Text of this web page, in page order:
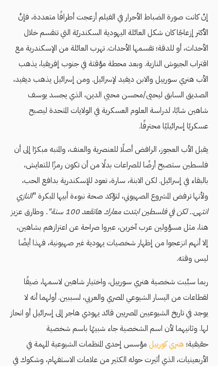
إنْ كانت صورة الضباط الأحرار في الفيلم أزعجت أطرافًا متعددة، فإنَّ
الأكثر إزعاجًا كان شكل العائلة اليهودية السكندريّة التي تنقسم خلال
الأحداث، أو للدقة؛ تقسمها الأحداث. تهرب العائلة من الإسكندرية مع
اقتراب الجيوش النازية. وبعد محطة مؤقتة في جنوب إفريقيا، يذهب
الأب هنري سورييل والابن ديفيد لإسرائيل. ومن إسرائيل يذهب ديفيد،
الصديق السابق ليحيى/محسن محيي الدين، الذي يجسد يوسف
شاهين شابًا، لدراسة العلوم العسكرية في الولايات المتحدة ليصبح
عسكريًا إسرائيليًا محترفًا.
يقبل الأب العجوز، الرافض أصلًا للعنصرية والعنف، والمنبه مبكرًا إلى أن
فلسطين ستصبح أرضًا للصراعات بدلًا من أن تكون رمزًا للتعايش،
بالبقاء في إسرائيل. لكن الابنة، سارة، تعود للإسكندرية بدافع الحب،
ولأنها ترفض المشروع الصهيوني، لتؤكد صحة نبوءة أبيها المبكرة "النازي
انتهى.. لكن في فلسطين ابتدت معارك هاتقعد 100 سنة".
وطارق عزيز
هنا، مثل مسؤولين عرب آخرين، عبروا صراحة عن اعتزازهم بشاهين،
إلا أنهم انزعجوا من إظهار شخصيات يهودية غير صهيونية، فهذا أيضًا
ليس وقته.
ربما سبَّبت شخصية هنري سورييل، واختيار شاهين لاسمها، ضيقًا
لقطاعات من اليسار الشيوعي المصري والعربي، لسببين. أولهما أنه لا
يوجد في تاريخ الشيوعيين المصريين قائد يهودي هاجر إلى إسرائيل أو انحاز
لها. وثانيهما لأن اسم الشخصية جاء شبيهًا باسم شخصية
حقيقية؛ هنري كورييل مؤسس إحدى المنظمات الشيوعية المهمة في
الأربعينيات، الذي أثيرت حوله الكثير من علامات الاستفهام، وشكوك في